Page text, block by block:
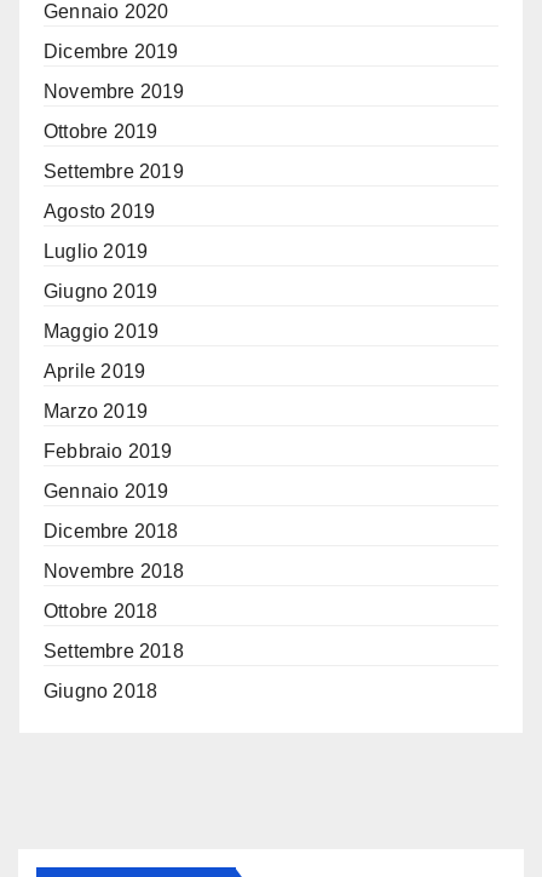
Gennaio 2020
Dicembre 2019
Novembre 2019
Ottobre 2019
Settembre 2019
Agosto 2019
Luglio 2019
Giugno 2019
Maggio 2019
Aprile 2019
Marzo 2019
Febbraio 2019
Gennaio 2019
Dicembre 2018
Novembre 2018
Ottobre 2018
Settembre 2018
Giugno 2018